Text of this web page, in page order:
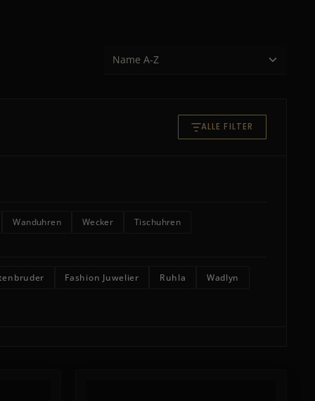
ALLE FILTER
Wanduhren Wecker
Tischuhren
Fashion Juwelier Ruhla
Wadlyn